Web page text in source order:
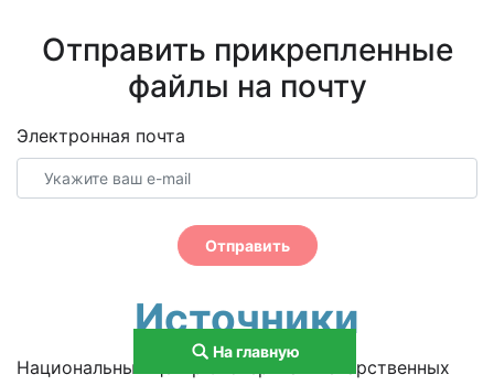
Отправить прикрепленные
файлы на почту
Электронная почта
Отправить
Источники
Национальный центр экспертизы лекарственных
На главную